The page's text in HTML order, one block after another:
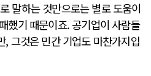
말하는 것만으로는 별로 도움이
했기 때문이죠. 공기업이 사람들
그것은 민간 기업도 마찬가지입